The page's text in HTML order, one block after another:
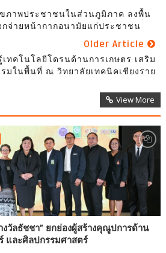
ภาพประชาชนในส่วนภูมิภาค ลงพื้น
จ่ายหน้ากากอนามัยแก่ประชาชน
Older Article
ทคโนโลยีโดรนด้านการเกษตร เสริม
มในพื้นที่ ณ วิทยาลัยเทคนิคเชียงราย
View More
งวัลธัชชา” ยกย่องผู้สร้างคุณูปการด้าน
และศิลปกรรมศาสตร์